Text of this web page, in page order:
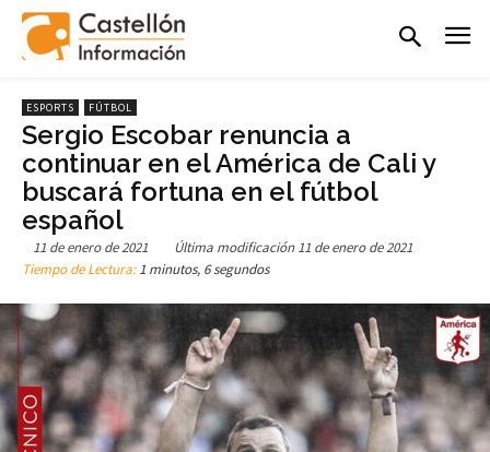
ESPORTS FÚTBOL
Sergio Escobar renuncia a
continuar en el América de Cali y
buscará fortuna en el fútbol
español
11 de enero de 2021 Última modificación 11 de enero de 2021
Tiempo de Lectura:1 minutos, 6 segundos